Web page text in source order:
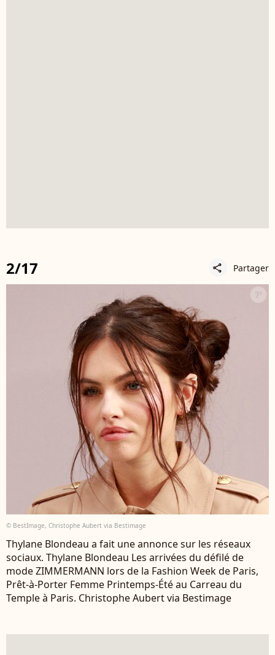
2/17 share Partager
© BestImage, Christophe Aubert via Bestimage
Thylane Blondeau a fait une annonce sur les réseaux
sociaux. Thylane Blondeau Les arrivées du défilé de
mode ZIMMERMANN lors de la Fashion Week de Paris,
Prêt-à-Porter Femme Printemps-Été au Carreau du
Temple à Paris. Christophe Aubert via Bestimage